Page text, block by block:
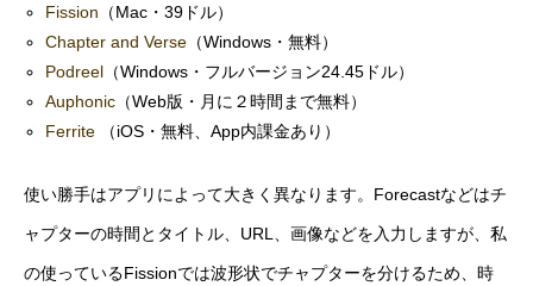
Fission （Mac・39ドル）
Chapter and Verse （Windows・無料）
Podreel （Windows・フルバージョン24.45ドル）
Auphonic （Web版・月に２時間まで無料）
Ferrite （iOS・無料、App内課金あり）
使い勝手はアプリによって大きく異なります。Forecastなどはチ
ャプターの時間とタイトル、URL、画像などを入力しますが、私
の使っているFissionでは波形状でチャプターを分けるため、時